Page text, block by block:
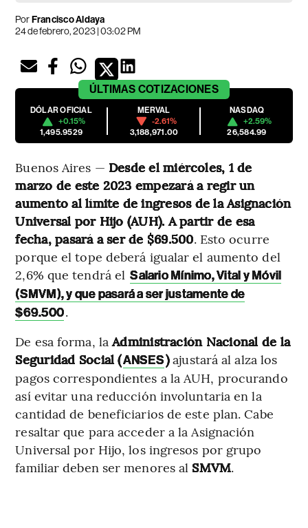
PorFrancisco Aldaya
24 de febrero, 2023 | 03:02 PM
ÚLTIMAS COTIZACIONES
DÓLAR OFICIAL
+0.15%
1,495.9529
MERVAL
-2.61%
3,188,971.00
NASDAQ
+2.59%
26,584.99
Buenos Aires — Desde el miércoles, 1 de
marzo de este 2023 empezará a regir un
aumento al límite de ingresos de la Asignación
Universal por Hijo (AUH). A partir de esa
fecha, pasará a ser de $69.500. Esto ocurre
porque el tope deberá igualar el aumento del
2,6% que tendrá el Salario Mínimo, Vital y Móvil
(SMVM), y que pasará a ser justamente de
$69.500.
De esa forma, laAdministración Nacional de la
Seguridad Social (ANSES)ajustará al alza los
pagos correspondientes a la AUH, procurando
así evitar una reducción involuntaria en la
cantidad de beneficiarios de este plan. Cabe
resaltar que para acceder a la Asignación
Universal por Hijo, los ingresos por grupo
familiar deben ser menores al SMVM.